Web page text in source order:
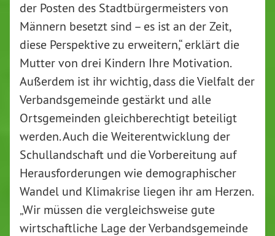
der Posten des Stadtbürgermeisters von
Männern besetzt sind – es ist an der Zeit,
diese Perspektive zu erweitern,“ erklärt die
Mutter von drei Kindern Ihre Motivation.
Außerdem ist ihr wichtig, dass die Vielfalt der
Verbandsgemeinde gestärkt und alle
Ortsgemeinden gleichberechtigt beteiligt
werden. Auch die Weiterentwicklung der
Schullandschaft und die Vorbereitung auf
Herausforderungen wie demographischer
Wandel und Klimakrise liegen ihr am Herzen.
„Wir müssen die vergleichsweise gute
wirtschaftliche Lage der Verbandsgemeinde